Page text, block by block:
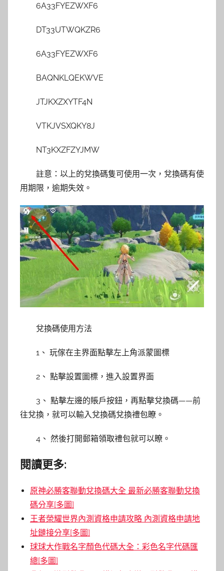
6A33FYEZWXF6
DT33UTWQKZR6
6A33FYEZWXF6
BAQNKLQEKWVE
JTJKXZXYTF4N
VTKJVSXQKY8J
NT3KXZFZYJMW
註意：以上的兌換碼隻可使用一次，兌換碼有使
用期限，逾期失效。
兌換碼使用方法
1、 玩傢在主界面點擊左上角派蒙圖標
2、 點擊設置圖標，進入設置界面
3、 點擊左邊的賬戶按鈕，再點擊兌換碼——前
往兌換，就可以輸入兌換碼兌換禮包瞭。
4、 然後打開郵箱領取禮包就可以瞭。
閱讀更多:
原神必勝客聯動兌換碼大全 最新必勝客聯動兌換
碼分享[多圖]
王者榮耀世界內測資格申請攻略 內測資格申請地
址鏈接分享[多圖]
球球大作戰名字顏色代碼大全：彩色名字代碼匯
總[多圖]